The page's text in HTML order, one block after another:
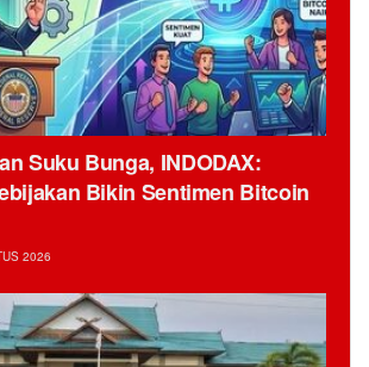
Suku Bunga, INDODAX:
Bikin Sentimen Bitcoin
2026